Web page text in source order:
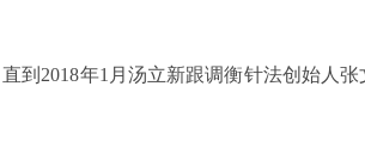
到2018年1月汤立新跟调衡针法创始人